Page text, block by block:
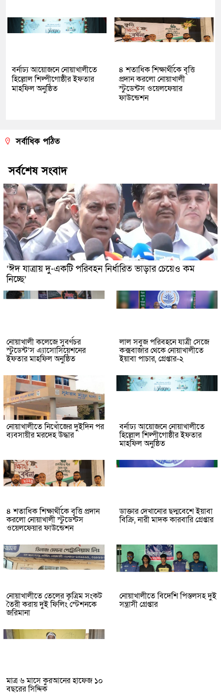
বর্নাঢ্য আয়োজনে নোয়াখালীতে
হিল্লোল শিল্পীগোষ্ঠীর ইফতার
মাহফিল অনুষ্ঠিত
৪ শতাধিক শিক্ষার্থীকে বৃত্তি
প্রদান করলো নোয়াখালী
স্টুডেন্টস ওয়েলফেয়ার
ফাউন্ডেশন
সর্বাধিক পঠিত
সর্বশেষ সংবাদ
‘ঈদ যাত্রায় দু-একটি পরিবহন নির্ধারিত ভাড়ার চেয়েও কম
নিচ্ছে’
নোয়াখালী কলেজে সুবর্ণচর
স্টুডেন্ট’স এ্যাসোসিয়েশনের
ইফতার মাহফিল অনুষ্ঠিত
লাল সবুজ পরিবহনে যাত্রী সেজে
কক্সবাজার থেকে নোয়াখালীতে
ইয়াবা পাচার, গ্রেপ্তার-২
নোয়াখালীতে নিখোঁজের দুইদিন পর
ব্যবসায়ীর মরদেহ উদ্ধার
বর্নাঢ্য আয়োজনে নোয়াখালীতে
হিল্লোল শিল্পীগোষ্ঠীর ইফতার
মাহফিল অনুষ্ঠিত
৪ শতাধিক শিক্ষার্থীকে বৃত্তি প্রদান
করলো নোয়াখালী স্টুডেন্টস
ওয়েলফেয়ার ফাউন্ডেশন
ডাক্তার দেখানোর ছদ্মবেশে ইয়াবা
বিক্রি, নারী মাদক কারবারি গ্রেপ্তার
নোয়াখালীতে তেলের কৃত্রিম সংকট
তৈরী করায় দুই ফিলিং স্টেশনকে
জরিমানা
নোয়াখালীতে বিদেশি পিস্তলসহ দুই
সন্ত্রাসী গ্রেপ্তার
মাত্র ৬ মাসে কুরআনের হাফেজ ১০
বছরের সিদ্দিক